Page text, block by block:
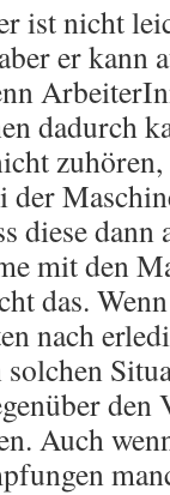
ist nicht
er kann
dadurch
der
diese dann
mit den
das.
nach
den
Auch